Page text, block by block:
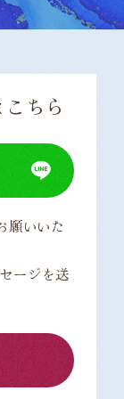
ちら
願いいた
ージを送